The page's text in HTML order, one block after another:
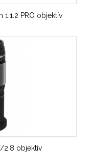
1:1.2 PRO objektív
2.8 objektív